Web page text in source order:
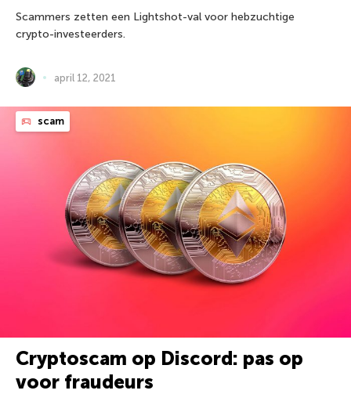
Scammers zetten een Lightshot-val voor hebzuchtige
crypto-investeerders.
april 12, 2021
scam
Cryptoscam op Discord: pas op
voor fraudeurs